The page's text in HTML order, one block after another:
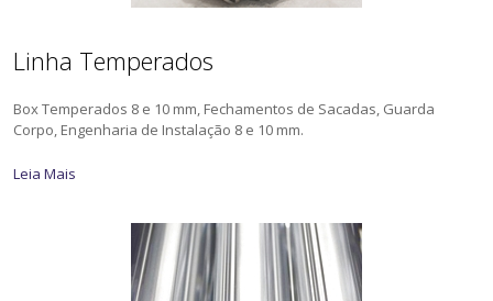
Linha Temperados
Box Temperados 8 e 10 mm, Fechamentos de Sacadas, Guarda
Corpo, Engenharia de Instalação 8 e 10 mm.
Leia Mais